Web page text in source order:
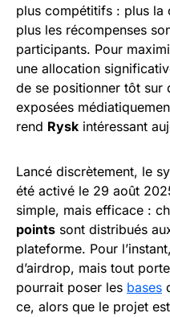
plus compétitifs : plus la
plus les récompenses
participants. Pour
une allocation
de se positionner tôt sur
exposées
rend Rysk intéressant
Lancé discrètement, le
été activé le 29 août
simple, mais efficace :
points sont distribués
plateforme. Pour
d’airdrop, mais tout
pourrait poser les bases
ce, alors que le projet